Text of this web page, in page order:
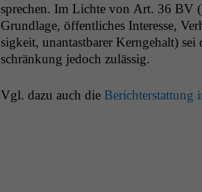
sprechen. Im Lichte von Art. 36 BV
Grund­lage, öffentlich­es Inter­esse,
sigkeit, unan­tast­bar­er Kernge­halt)
schränkung jedoch zulässig.
Vgl. dazu auch die Berichter­stat­tung